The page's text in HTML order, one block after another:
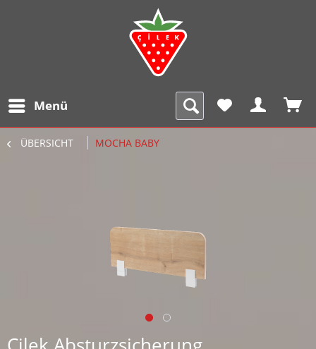
Menü
ÜBERSICHT MOCHA BABY